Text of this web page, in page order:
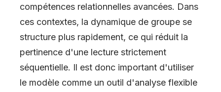
compétences relationnelles avancées. Dans
ces contextes, la dynamique de groupe se
structure plus rapidement, ce qui réduit la
pertinence d'une lecture strictement
séquentielle. Il est donc important d'utiliser
le modèle comme un outil d'analyse flexible